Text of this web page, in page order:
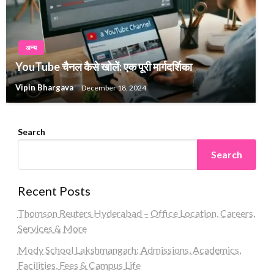
अन्य
YouTube चैनल कैसे खोलें: एक पूरी मार्गदर्शिका
Vipin Bhargava December 18, 2024
Search
Search
Recent Posts
Thomson Reuters Hyderabad – Office Location, Careers,
Services & More
Mody School Lakshmangarh: Admissions, Academics,
Facilities, Fees & Campus Life